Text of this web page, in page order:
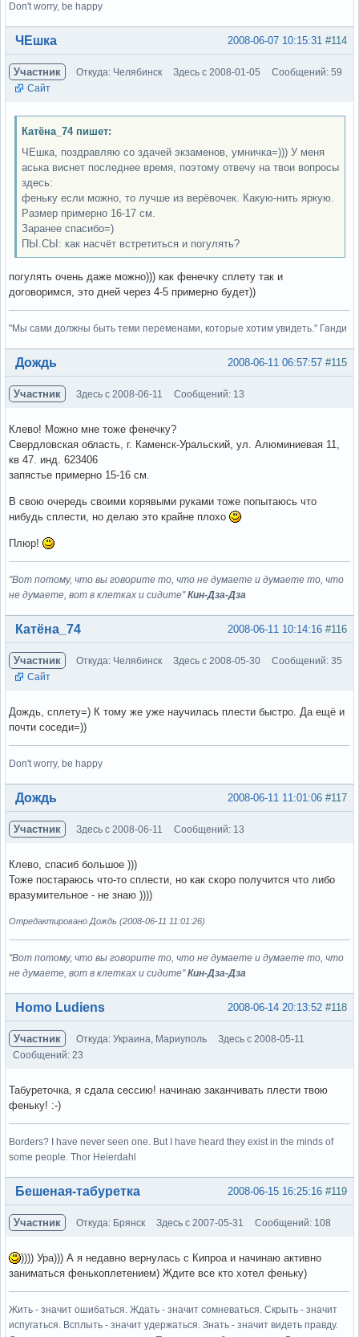
Don't worry, be happy
Вне форума #114
2008-06-07 10:15:31
ЧЕшка
Участник Откуда: Челябинск Здесь с 2008-01-05
Сообщений: 59
Сайт
Катёна_74 пишет:
ЧЕшка, поздравляю со здачей экзаменов, умничка=))) У меня
аська виснет последнее время, поэтому отвечу на твои вопросы
здесь:
феньку если можно, то лучше из верёвочек. Какую-нить яркую.
Размер примерно 16-17 см.
Заранее спасибо=)
ПЫ.СЫ: как насчёт встретиться и погулять?
погулять очень даже можно))) как фенечку сплету так и
договоримся, это дней через 4-5 примерно будет))
"Мы сами должны быть теми переменами, которые хотим увидеть." Ганди
Вне форума #115
2008-06-11 06:57:57
Дождь
Участник Здесь с 2008-06-11 Сообщений: 13
Клево! Можно мне тоже фенечку?
Свердловская область, г. Каменск-Уральский, ул. Алюминиевая 11,
кв 47. инд. 623406
запястье примерно 15-16 см.
В свою очередь своими корявыми руками тоже попытаюсь что
нибудь сплести, но делаю это крайне плохо
Плюр!
"Вот потому, что вы говорите то, что не думаете и думаете то, что
не думаете, вот в клетках и сидите"Кин-Дза-Дза
Вне форума #116
2008-06-11 10:14:16
Катёна_74
Участник Откуда: Челябинск Здесь с 2008-05-30
Сообщений: 35
Сайт
Дождь, сплету=) К тому же уже научилась плести быстро. Да ещё и
почти соседи=))
Don't worry, be happy
Вне форума #117
2008-06-11 11:01:06
Дождь
Участник Здесь с 2008-06-11 Сообщений: 13
Клево, спасиб большое )))
Тоже постараюсь что-то сплести, но как скоро получится что либо
вразумительное - не знаю ))))
Отредактировано Дождь (2008-06-11 11:01:26)
"Вот потому, что вы говорите то, что не думаете и думаете то, что
не думаете, вот в клетках и сидите"Кин-Дза-Дза
Вне форума #118
2008-06-14 20:13:52
Homo Ludiens
Участник Откуда: Украина, Мариуполь
Здесь с 2008-05-11
Сообщений: 23
Табуреточка, я сдала сессию! начинаю заканчивать плести твою
феньку! :-)
Borders? I have never seen one. But I have heard they exist in the minds of
some people. Thor Heierdahl
Вне форума #119
2008-06-15 16:25:16
Бешеная-табуретка
Участник Откуда: Брянск Здесь с 2007-05-31 Сообщений: 108
)))) Ура))) А я недавно вернулась с Кипроа и начинаю активно
заниматься фенькоплетением) Ждите все кто хотел феньку)
Жить - значит ошибаться. Ждать - значит сомневаться. Скрыть - значит
испугаться. Всплыть - значит удержаться. Знать - значит видеть правду.